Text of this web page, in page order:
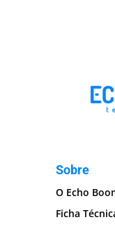
Sobre
O Echo
Ficha